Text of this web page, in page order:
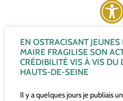
EN OSTRACISANT
MAIRE FRAGILISE SON
CRÉDIBILITÉ VIS À VIS DU
HAUTS-DE-SEINE
Il y a quelques jours je publiais